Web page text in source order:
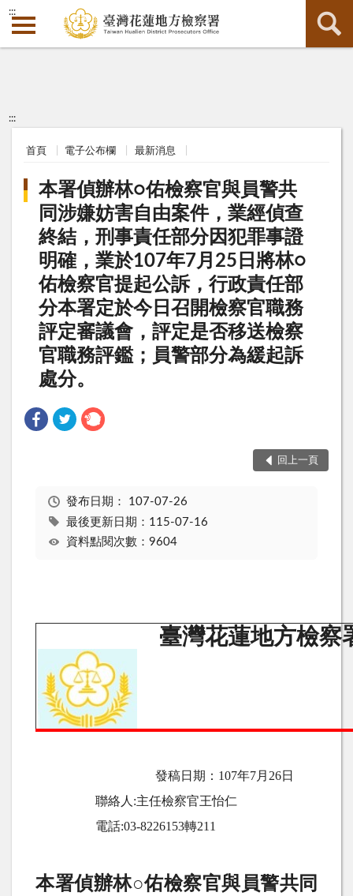
:::
:::
首頁 電子公布欄 最新消息
本署偵辦林○佑檢察官與員警共
同涉嫌妨害自由案件，業經偵查
終結，刑事責任部分因犯罪事證
明確，業於107年7月25日將林○
佑檢察官提起公訴，行政責任部
分本署定於今日召開檢察官職務
評定審議會，評定是否移送檢察
官職務評鑑；員警部分為緩起訴
處分。
回上一頁
發布日期： 107-07-26
最後更新日期：115-07-16
資料點閱次數：9604
臺灣花蓮地方檢察
發稿日期： 107年7月26日
聯絡人 :主任檢察官王怡仁
電話:03-8226153轉211
本署偵辦林○佑檢察官與員警共同